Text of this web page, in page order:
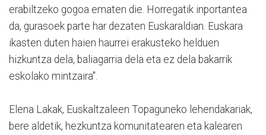
erabiltzeko gogoa ematen die. Horregatik inportantea
da, gurasoek parte har dezaten Euskaraldian. Euskara
ikasten duten haien haurrei erakusteko helduen
hizkuntza dela, baliagarria dela eta ez dela bakarrik
eskolako mintzaira".
Elena Lakak, Euskaltzaleen Topaguneko lehendakariak,
bere aldetik, hezkuntza komunitatearen eta kalearen